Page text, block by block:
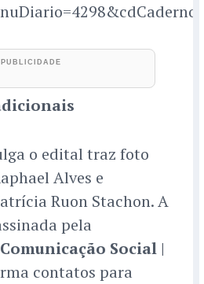
o edital traz foto
Alves e
Ruon Stachon. A
pela
Social |
contatos para